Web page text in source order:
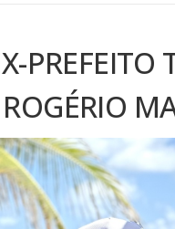
PREFEITO